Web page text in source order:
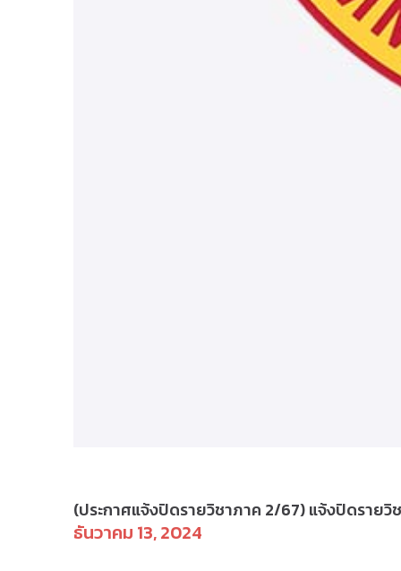
(ประกาศแจ้งปิดรายวิชาภาค 2/67) แจ้งปิดราย
ธันวาคม 13, 2024